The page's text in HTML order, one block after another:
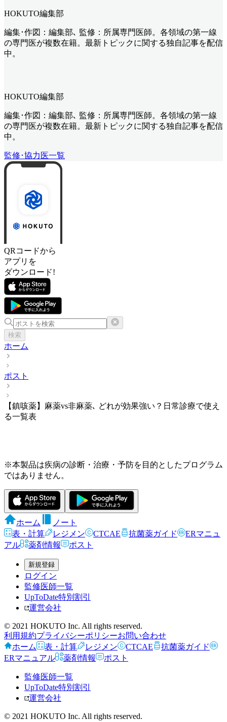
HOKUTO編集部
編集･作図：編集部､ 監修：所属専門医師。各領域の第一線
の専門医が複数在籍。最新トピックに関する独自記事を配信
中。
HOKUTO編集部
編集･作図：編集部､ 監修：所属専門医師。各領域の第一線
の専門医が複数在籍。最新トピックに関する独自記事を配信
中。
監修･協力医一覧
QRコードから
アプリを
ダウンロード!
検索
ホーム
ポスト
【鎮咳薬】麻薬vs非麻薬､ どれが効果強い？日常診療で使え
る一覧表
※本製品は疾病の診断・治療・予防を目的としたプログラム
ではありません。
ホーム
ノート
表・計算
レジメン CTCAE 抗菌薬ガイド
ERマニュ
アル
薬剤情報 ポスト
新規登録
ログイン
監修医師一覧
UpToDate特別割引
運営会社
© 2021 HOKUTO Inc. All rights reserved.
利用規約プライバシーポリシーお問い合わせ
ホーム
表・計算 レジメン CTCAE
抗菌薬ガイド
ERマニュアル
薬剤情報 ポスト
監修医師一覧
UpToDate特別割引
運営会社
© 2021 HOKUTO Inc. All rights reserved.